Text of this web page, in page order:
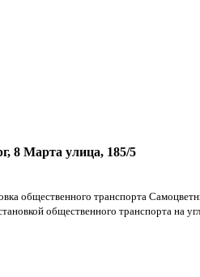
8 Марта улица, 185/5
общественного транспорта
общественного транспорта